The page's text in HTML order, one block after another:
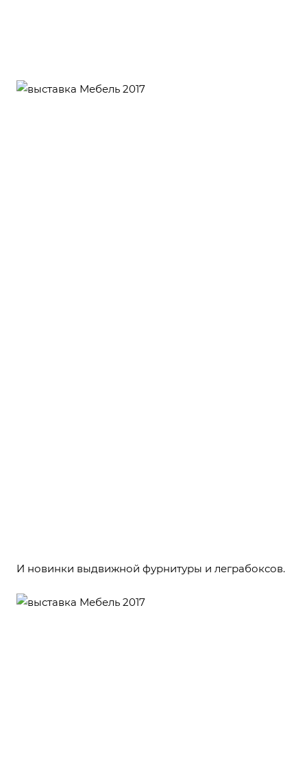
И новинки выдвижной фурнитуры и леграбоксов.